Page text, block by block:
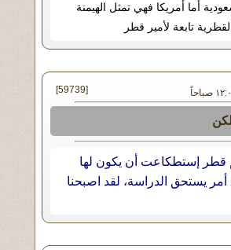
أما أمريكا فهي تمثل الهيمنة
تابعة لأمير قطر
[59739]
قطر إستطكاعت أن يكون لها
يستحق الدراسة، لقد اصبحنا